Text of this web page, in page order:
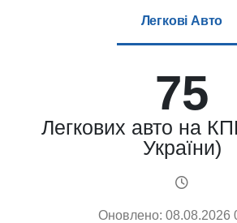
Легкові Авто
75
Легкових авто на
України)
Оновлено: 08.08.2026